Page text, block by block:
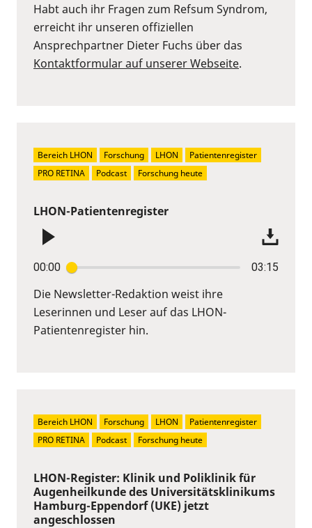
Habt auch ihr Fragen zum Refsum Syndrom,
erreicht ihr unseren offiziellen
Ansprechpartner Dieter Fuchs über das
Kontaktformular auf unserer Webseite.
LHON-Patientenregister
00:00 03:15
Die Newsletter-Redaktion weist ihre
Leserinnen und Leser auf das LHON-
Patientenregister hin.
Bereich LHON Forschung LHON
Patientenregister
PRO RETINA
Podcast Forschung heute
LHON-Register: Klinik und Poliklinik für
Augenheilkunde des Universitätsklinikums
Hamburg-Eppendorf (UKE) jetzt
angeschlossen
Bereich LHON Forschung LHON
Patientenregister
PRO RETINA
Podcast Forschung heute